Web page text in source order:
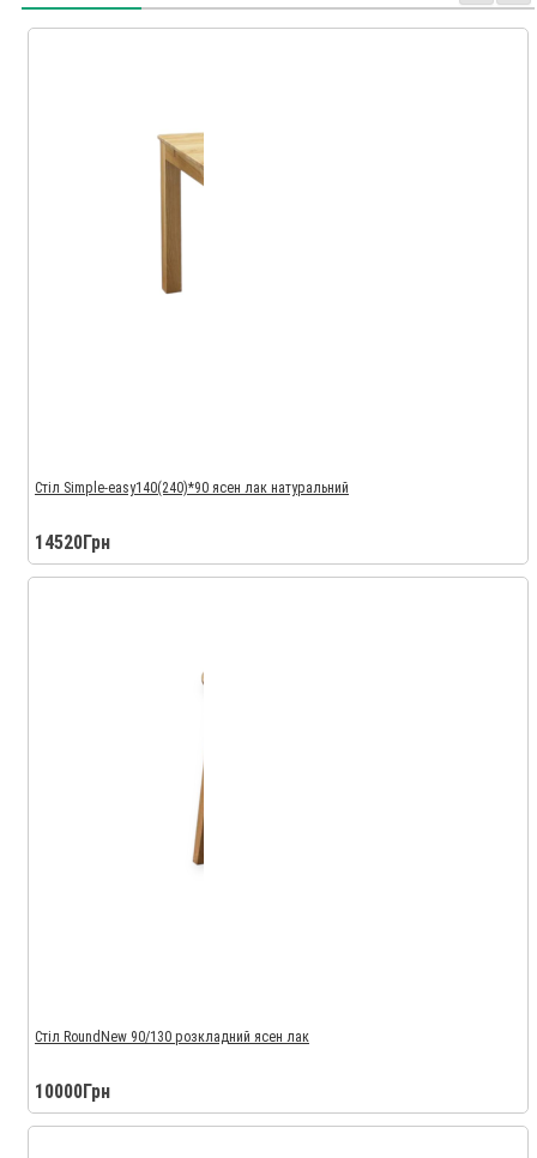
Стіл Simple-easy140(240)*90 ясен лак натуральний
14520Грн
Стіл RoundNew 90/130 розкладний ясен лак
10000Грн